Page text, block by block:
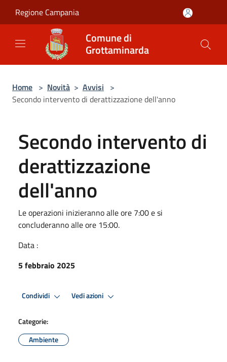
Regione Campania
Comune di
Grottaminarda
Home > Novità > Avvisi >
Secondo intervento di derattizzazione dell'anno
Secondo intervento di
derattizzazione
dell'anno
Le operazioni inizieranno alle ore 7:00 e si
concluderanno alle ore 15:00.
Data :
5 febbraio 2025
Condividi Vedi azioni
Categorie:
Ambiente